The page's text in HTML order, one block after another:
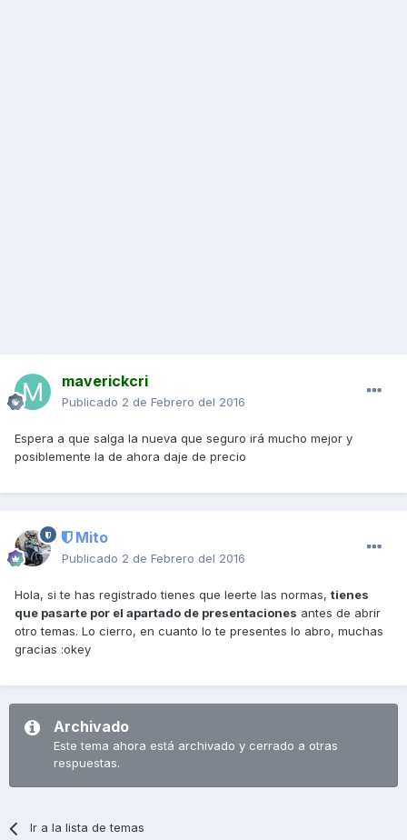
maverickcri
Publicado 2 de Febrero del 2016
Espera a que salga la nueva que seguro irá mucho mejor y
posiblemente la de ahora daje de precio
Mito
Publicado 2 de Febrero del 2016
Hola, si te has registrado tienes que leerte las normas, tienes
que pasarte por el apartado de presentaciones antes de abrir
otro temas. Lo cierro, en cuanto lo te presentes lo abro, muchas
gracias :okey
Archivado
Este tema ahora está archivado y cerrado a otras
respuestas.
Ir a la lista de temas